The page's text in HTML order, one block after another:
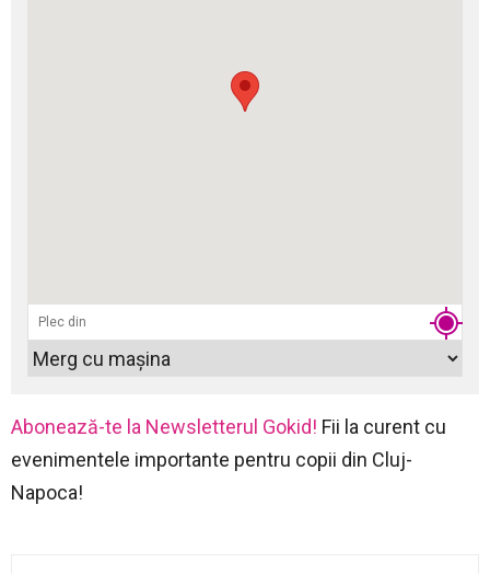
Abonează-te la Newsletterul Gokid! Fii la curent cu
evenimentele importante pentru copii din Cluj-
Napoca!